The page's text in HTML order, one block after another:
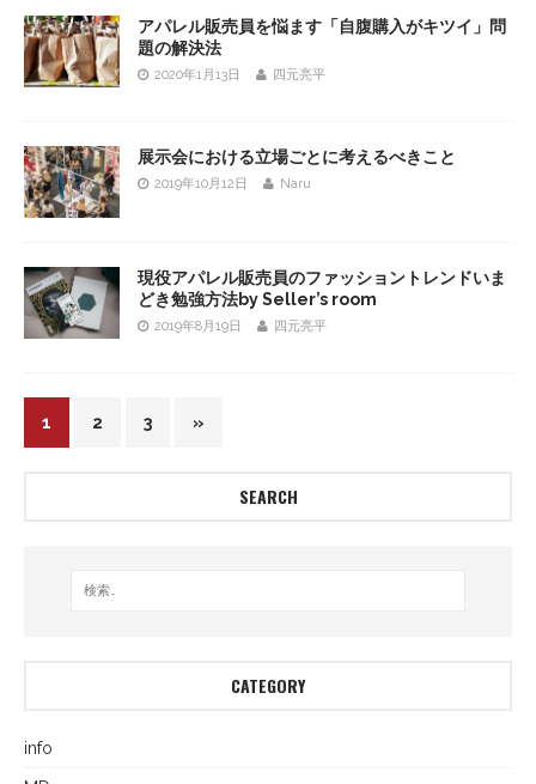
アパレル販売員を悩ます「自腹購入がキツイ」問
題の解決法
2020年1月13日 四元亮平
展示会における立場ごとに考えるべきこと
2019年10月12日 Naru
現役アパレル販売員のファッショントレンドいま
どき勉強方法by Seller’s room
2019年8月19日 四元亮平
1 2 3 »
SEARCH
CATEGORY
info